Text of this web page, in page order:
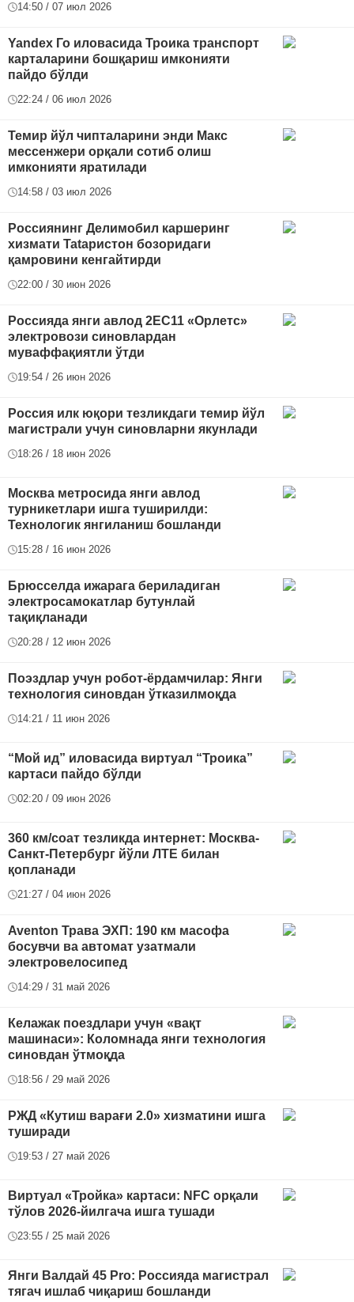
14:50 / 07 июл 2026
Yandex Го иловасида Троика транспорт
карталарини бошқариш имконияти
пайдо бўлди
22:24 / 06 июл 2026
Темир йўл чипталарини энди Макс
мессенжери орқали сотиб олиш
имконияти яратилади
14:58 / 03 июл 2026
Россиянинг Делимобил каршеринг
хизмати Tataристон бозоридаги
қамровини кенгайтирди
22:00 / 30 июн 2026
Россияда янги авлод 2EС11 «Орлетс»
электровози синовлардан
муваффақиятли ўтди
19:54 / 26 июн 2026
Россия илк юқори тезликдаги темир йўл
магистрали учун синовларни якунлади
18:26 / 18 июн 2026
Москва метросида янги авлод
турникетлари ишга туширилди:
Технологик янгиланиш бошланди
15:28 / 16 июн 2026
Брюсселда ижарага бериладиган
электросамокатлар бутунлай
тақиқланади
20:28 / 12 июн 2026
Поэздлар учун робот-ёрдамчилар: Янги
технология синовдан ўтказилмоқда
14:21 / 11 июн 2026
“Мой ид” иловасида виртуал “Троика”
картаси пайдо бўлди
02:20 / 09 июн 2026
360 км/соат тезликда интернет: Москва-
Санкт-Петербург йўли ЛТE билан
қопланади
21:27 / 04 июн 2026
Aventon Трава ЭХП: 190 км масофа
босувчи ва автомат узатмали
электровелосипед
14:29 / 31 май 2026
Келажак поездлари учун «вақт
машинаси»: Коломнада янги технология
синовдан ўтмоқда
18:56 / 29 май 2026
РЖД «Кутиш варағи 2.0» хизматини ишга
туширади
19:53 / 27 май 2026
Виртуал «Тройка» картаси: NFC орқали
тўлов 2026-йилгача ишга тушади
23:55 / 25 май 2026
Янги Валдай 45 Pro: Россияда магистрал
тягач ишлаб чиқариш бошланди